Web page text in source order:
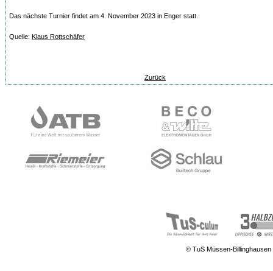
Das nächste Turnier findet am 4. November 2023 in Enger statt.
Quelle: Klaus Rottschäfer
Zurück
© TuS Müssen-